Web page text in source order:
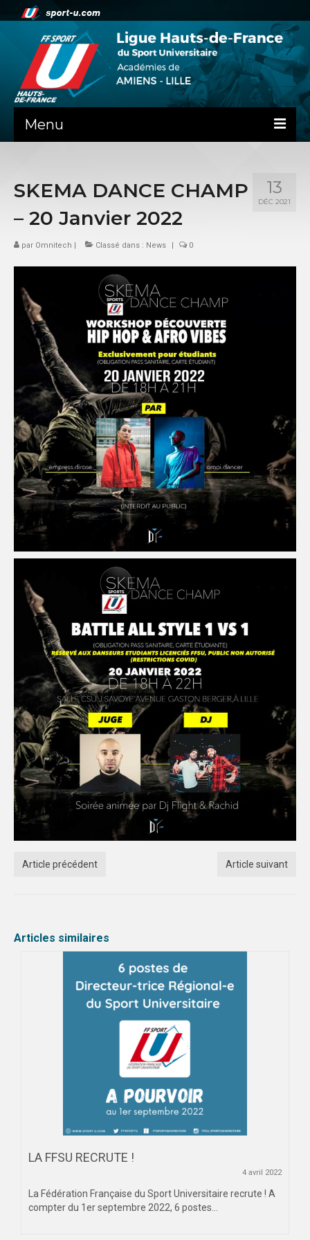
Menu
PRÉSENTATION
ADMINISTRATIF
SPORTS CO
FEUILLES DE MATCH
SPORTS IND
FORMATION
COMMUNICATION
CHAMPIONNATS DE FRANCE
PHOTOTHÈQUE
AMIENS
LILLE
VIDÉOTHÈQUE
LOGOTHÈQUE
AFFICHES
PALMARÈS
PARTENAIRES
13
DÉC 2021
SKEMA DANCE CHAMP
– 20 Janvier 2022
par Omnitech | Classé dans : News | 0
Article précédent Article suivant
Articles similaires
LA FFSU RECRUTE !
4 avril 2022
La Fédération Française du Sport Universitaire recrute ! A
compter du 1er septembre 2022, 6 postes...